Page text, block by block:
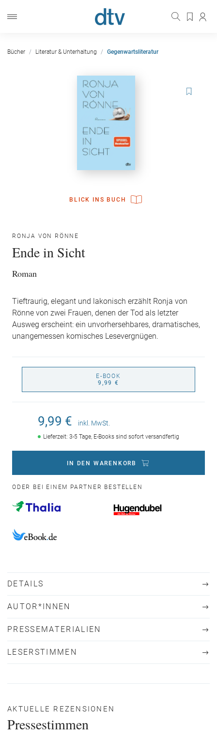
Bücher Literatur & Unterhaltung Gegenwartsliteratur
BLICK INS BUCH
RONJA VON RÖNNE
Ende in Sicht
Roman
Tieftraurig, elegant und lakonisch erzählt Ronja von
Rönne von zwei Frauen, denen der Tod als letzter
Ausweg erscheint: ein unvorhersehbares, dramatisches,
unangemessen komisches Lesevergnügen.
E-BOOK
9,99 €
9,99 € inkl. MwSt.
Lieferzeit: 3-5 Tage, E-Books sind sofort versandfertig
IN DEN WARENKORB
ODER BEI EINEM PARTNER BESTELLEN
DETAILS
AUTOR*INNEN
PRESSEMATERIALIEN
LESERSTIMMEN
AKTUELLE REZENSIONEN
Pressestimmen